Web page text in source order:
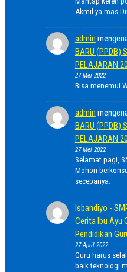
Akmil ya mas
admin
BARU (PPDB)
PELAJARAN
27 Mei 2022
Bisa menemui
admin
BARU (PPDB)
PELAJARAN
27 Mei 2022
Selamat pagi,
Mohon
secepanya.
Isbandiyo -
Cerita Ibu Ayu
Pendidikan
27 April 2022
Guru harus
baik teknologi